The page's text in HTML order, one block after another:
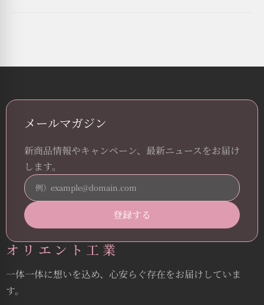
メールマガジン
新商品情報やキャンペーン、最新ニュースをお届け
します。
オリエント工業
一体一体に想いを込め、心安らぐ存在をお届けしていま
す。